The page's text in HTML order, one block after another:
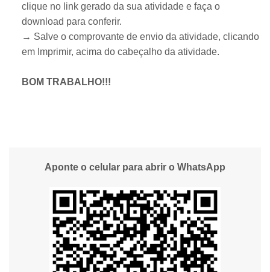
clique no link gerado da sua atividade e faça o
download para conferir.
→ Salve o comprovante de envio da atividade, clicando
em Imprimir, acima do cabeçalho da atividade.
BOM TRABALHO!!!
Aponte o celular para abrir o WhatsApp